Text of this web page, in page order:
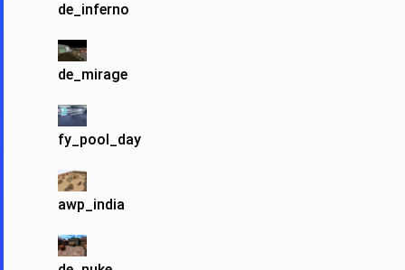
de_inferno
de_mirage
fy_pool_day
awp_india